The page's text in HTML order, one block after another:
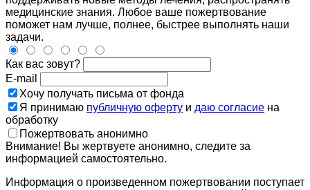
медицинские знания. Любое ваше пожертвование
поможет нам лучше, полнее, быстрее выполнять наши
задачи.
Как вас зовут?
E-mail
Хочу получать письма от фонда
Я принимаю публичную оферту и даю согласие на
обработку
Пожертвовать анонимно
Внимание! Вы жертвуете анонимно, следите за
информацией самостоятельно.
Информация о произведенном пожертвовании поступает